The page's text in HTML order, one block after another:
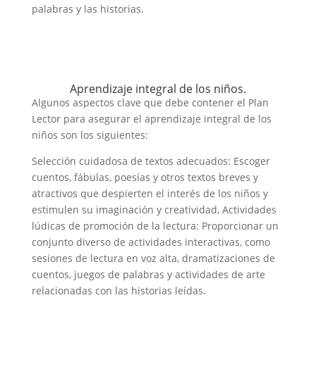
palabras y las historias.
Aprendizaje integral de los niños.
Algunos aspectos clave que debe contener el Plan
Lector para asegurar el aprendizaje integral de los
niños son los siguientes:
Selección cuidadosa de textos adecuados: Escoger
cuentos, fábulas, poesías y otros textos breves y
atractivos que despierten el interés de los niños y
estimulen su imaginación y creatividad, Actividades
lúdicas de promoción de la lectura: Proporcionar un
conjunto diverso de actividades interactivas, como
sesiones de lectura en voz alta, dramatizaciones de
cuentos, juegos de palabras y actividades de arte
relacionadas con las historias leídas.